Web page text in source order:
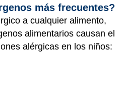
más frecuentes?
a cualquier alimento,
alimentarios causan el
alérgicas en los niños: